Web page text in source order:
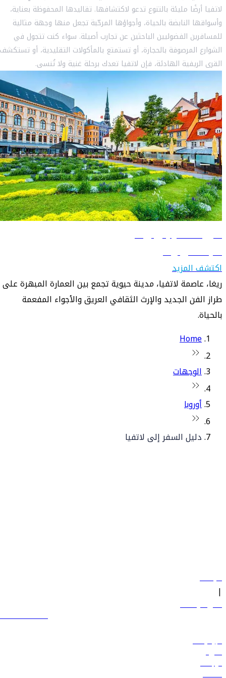
لاتفيا أرضًا مليئة بالتنوع تدعو لاكتشافها. تقاليدها المحفوظة بعناية،
وأسواقها النابضة بالحياة، وأجواؤها المرحّبة تجعل منها وجهة مثالية
للمسافرين الفضوليين الباحثين عن تجارب أصيلة. سواء كنت تتجول في
الشوارع المرصوفة بالحجارة، أو تستمتع بالمأكولات التقليدية، أو تستكشف
القرى الريفية الهادئة، فإن لاتفيا تعدك برحلة غنية ولا تُنسى.
دليل السفر إلى ريغا
تعرّف على ريغا
اكتشف المزيد
ريغا، عاصمة لاتفيا، مدينة حيوية تجمع بين العمارة المبهرة على
طراز الفن الجديد والإرث الثقافي العريق والأجواء المفعمة
بالحياة.
Home
الوجهات
أوروبا
دليل السفر إلى لاتفيا
سياساتنا
|
الشروط والأحكام
600 544 445
حجز الرحلات
العروض
الوجهات
الأمتعة